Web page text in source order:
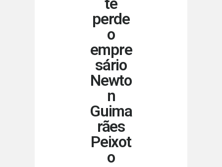
te
perde
o
empre
sário
Newto
n
Guima
rães
Peixot
o